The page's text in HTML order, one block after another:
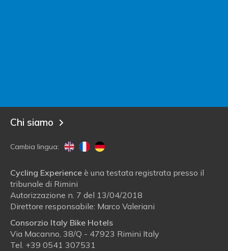
Chi siamo
Cambia lingua:
Cycling Experience è una testata registrata presso il
tribunale di Rimini
Autorizzazione n. 7 del 13/04/2018
Direttore responsabile: Marco Valeriani
Consorzio Italy Bike Hotels
Via Macanno, 38/Q - 47923 Rimini Italy
Tel. +39 0541 307531